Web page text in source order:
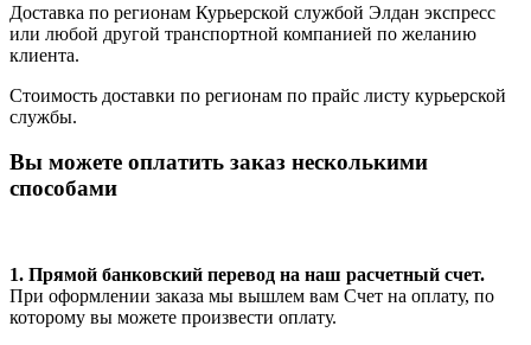
Доставка по регионам Курьерской службой Элдан экспресс
или любой другой транспортной компанией по желанию
клиента.
Стоимость доставки по регионам по прайс листу курьерской
службы.
Вы можете оплатить заказ несколькими
способами
1. Прямой банковский перевод на наш расчетный счет.
При оформлении заказа мы вышлем вам Счет на оплату, по
которому вы можете произвести оплату.